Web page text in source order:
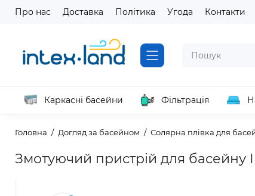
Про нас Доставка Політика Угода Контакти
Каркасні басейни Фільтрація
Головна Догляд за басейном Солярна плівка для
Змотуючий пристрій для басейну